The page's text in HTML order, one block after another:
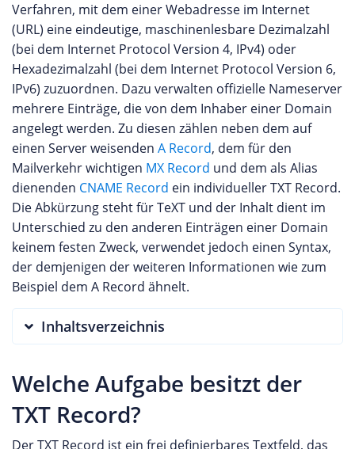
Verfahren, mit dem einer Webadresse im Internet
(URL) eine eindeutige, maschinenlesbare Dezimalzahl
(bei dem Internet Protocol Version 4, IPv4) oder
Hexadezimalzahl (bei dem Internet Protocol Version 6,
IPv6) zuzuordnen. Dazu verwalten offizielle Nameserver
mehrere Einträge, die von dem Inhaber einer Domain
angelegt werden. Zu diesen zählen neben dem auf
einen Server weisenden A Record, dem für den
Mailverkehr wichtigen MX Record und dem als Alias
dienenden CNAME Record ein individueller TXT Record.
Die Abkürzung steht für TeXT und der Inhalt dient im
Unterschied zu den anderen Einträgen einer Domain
keinem festen Zweck, verwendet jedoch einen Syntax,
der demjenigen der weiteren Informationen wie zum
Beispiel dem A Record ähnelt.
Inhaltsverzeichnis
Welche Aufgabe besitzt der
TXT Record?
Der TXT Record ist ein frei definierbares Textfeld, das